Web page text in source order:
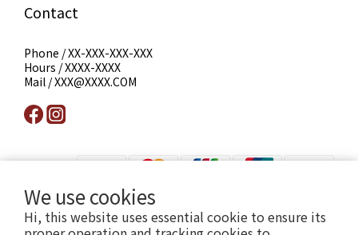
We use cookies
Hi, this website uses essential cookie to ensure its
Contact
Phone / XX-XXX-XXX-XXX
Hours / XXXX-XXXX
Mail / XXX@XXXX.COM
提醒您，我們不會以電話或簡訊方式通知變更付款方式。